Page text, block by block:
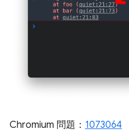
Chromium 問題： 1073064